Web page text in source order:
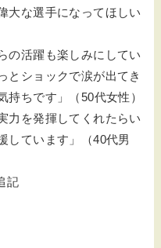
大な選手になってほしい
の活躍も楽しみにしてい
とショックで涙が出てき
持ちです」（50代女性）
力を発揮してくれたらい
しています」（40代男
記